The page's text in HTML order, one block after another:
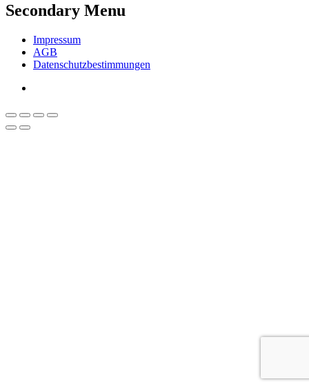
Secondary Menu
Impressum
AGB
Datenschutzbestimmungen